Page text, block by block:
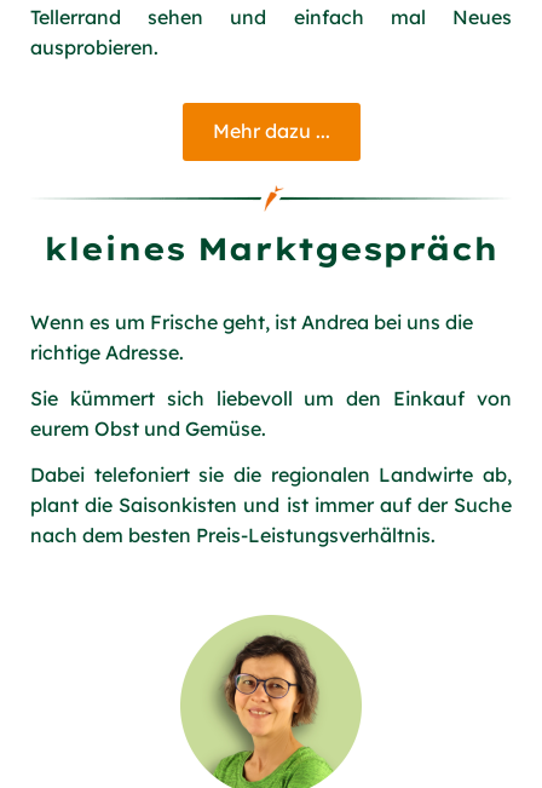
Tellerrand sehen und einfach mal Neues
ausprobieren.
Mehr dazu ...
kleines Marktgespräch
Wenn es um Frische geht, ist Andrea bei uns die
richtige Adresse.
Sie kümmert sich liebevoll um den Einkauf von
eurem Obst und Gemüse.
Dabei telefoniert sie die regionalen Landwirte ab,
plant die Saisonkisten und ist immer auf der Suche
nach dem besten Preis-Leistungsverhältnis.